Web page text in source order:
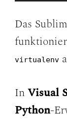
Das
virtualenv
InVisual
Python-